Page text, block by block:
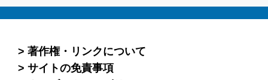
著作権・リンクについて
サイトの免責事項